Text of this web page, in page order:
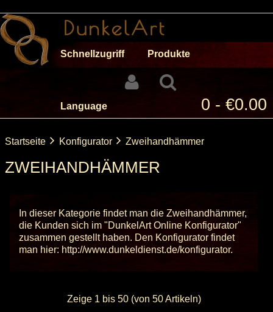
Schnellzugriff Produkte
Language 0 - €0.00
Startseite Konfigurator Zweihandhämmer
ZWEIHANDHÄMMER
In dieser Kategorie findet man die Zweihandhämmer,
die Kunden sich im "DunkelArt Online Konfigurator"
zusammen gestellt haben. Den Konfigurator findet
man hier: http://www.dunkeldienst.de/konfigurator.
Zeige 1 bis 50(von 50Artikeln)